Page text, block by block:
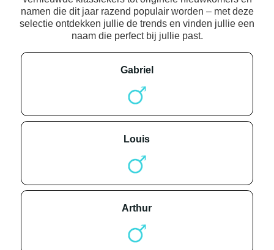
namen die dit jaar razend populair worden – met deze
selectie ontdekken jullie de trends en vinden jullie een
naam die perfect bij jullie past.
gabriel
louis
arthur